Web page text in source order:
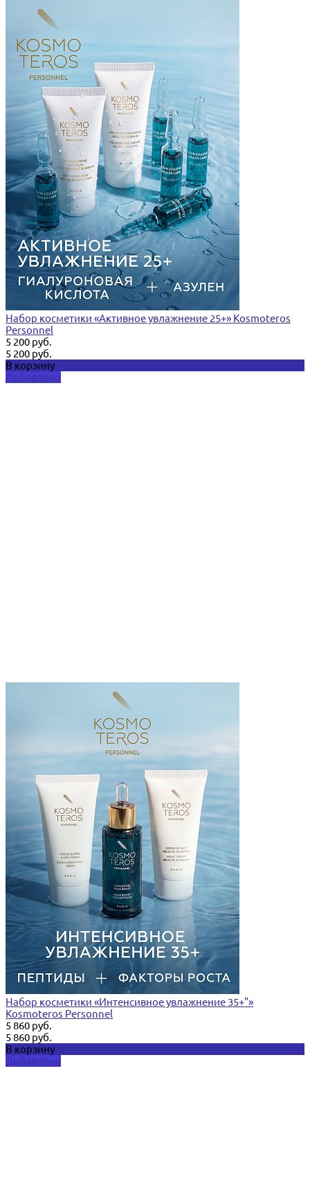
Набор косметики «Активное увлажнение 25+» Kosmoteros
Personnel
5 200 руб.
5 200 руб.
В корзину
Добавлено
Набор косметики «Интенсивное увлажнение 35+"»
Kosmoteros Personnel
5 860 руб.
5 860 руб.
В корзину
Добавлено